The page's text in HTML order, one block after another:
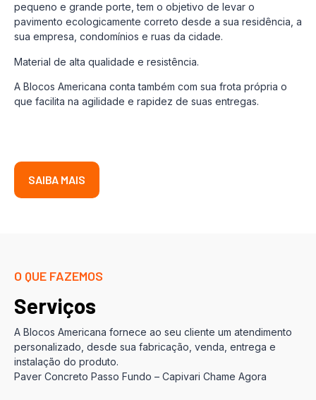
pequeno e grande porte, tem o objetivo de levar o
pavimento ecologicamente correto desde a sua residência, a
sua empresa, condomínios e ruas da cidade.
Material de alta qualidade e resistência.
A Blocos Americana conta também com sua frota própria o
que facilita na agilidade e rapidez de suas entregas.
SAIBA MAIS
O QUE FAZEMOS
Serviços
A Blocos Americana fornece ao seu cliente um atendimento
personalizado, desde sua fabricação, venda, entrega e
instalação do produto.
Paver Concreto Passo Fundo – Capivari Chame Agora